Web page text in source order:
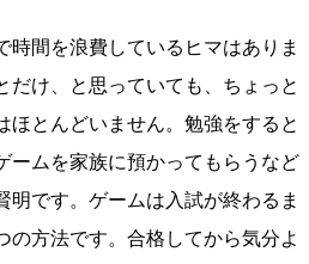
時間を浪費しているヒマはありま
だけ、と思っていても、ちょっと
ほとんどいません。勉強をすると
ームを家族に預かってもらうなど
明です。ゲームは入試が終わるま
の方法です。合格してから気分よ